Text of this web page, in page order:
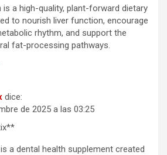
is a high-quality, plant-forward dietary
to nourish liver function, encourage
rhythm, and support the
fat-processing pathways.
dice:
de 2025 a las 03:25
a dental health supplement created